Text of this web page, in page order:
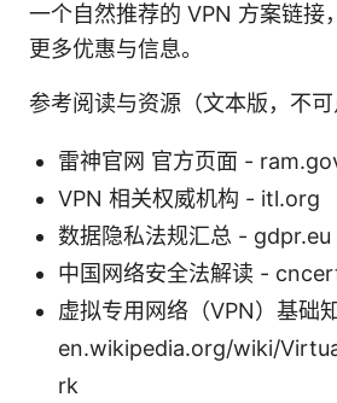
一个自然推荐的 VPN 方案链接
更多优惠与信息。
参考阅读与资源（文本版，不可
雷神官网 官方页面 -
VPN 相关权威机构 - itl.org
数据隐私法规汇总 - gdpr.eu
中国网络安全法解读 -
虚拟专用网络（VPN）基础
en.wikipedia.org/wiki/
rk